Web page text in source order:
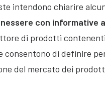
intendono chiarire
con informative
di prodotti
consentono di definire
del mercato dei